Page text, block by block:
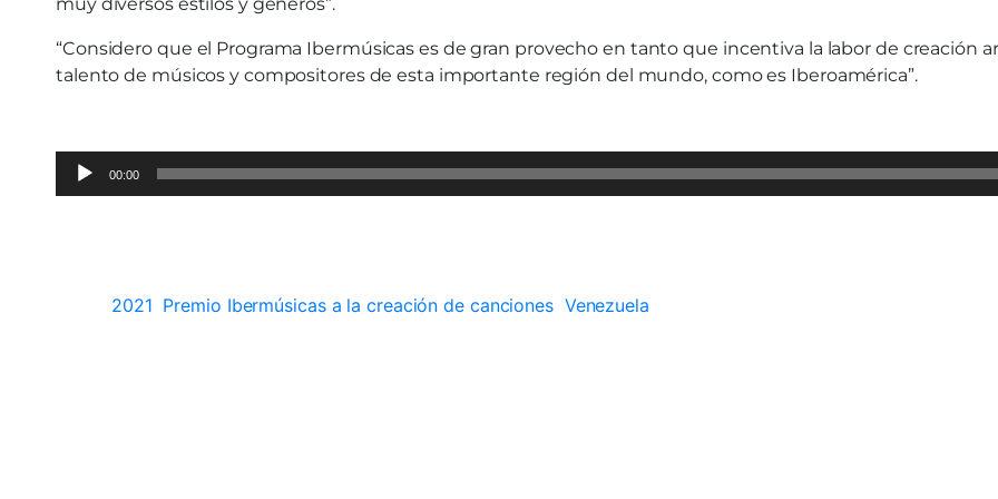
“Considero que el Programa Ibermúsicas es de gran provecho en tanto que incentiva la labor de creación
talento de músicos y compositores de esta importante región del mundo, como es Iberoamérica”.
Audio
00:00
2021 Premio Ibermúsicas a la creación de canciones Venezuela